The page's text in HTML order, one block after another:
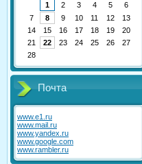
1
2 3 4 5
6
7
8 9 10 11 12
13
14
15 16 17 18 19
20
21
22 23 24 25 26
27
28
Почта
www.e1.ru
www.mail.ru
www.yandex.ru
www.google.com
www.rambler.ru